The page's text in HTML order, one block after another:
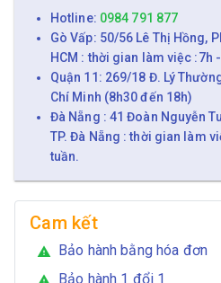
Hotline: 0984 791 877
Gò Vấp: 50/56 Lê Thị Hồng,
HCM : thời gian làm việc :7h
Quận 11: 269/18 Đ. Lý
Chí Minh (8h30 đến 18h)
Đà Nẵng : 41 Đoàn Nguyễn
TP. Đà Nẵng : thời gian làm
tuần.
Cam kết
warning Bảo hành bằng hóa đơn
Bảo hành 1 đổi 1